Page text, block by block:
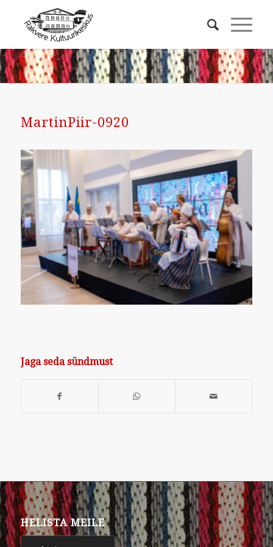
MartinPiir-0920
Jaga seda sündmust
HELISTA MEILE